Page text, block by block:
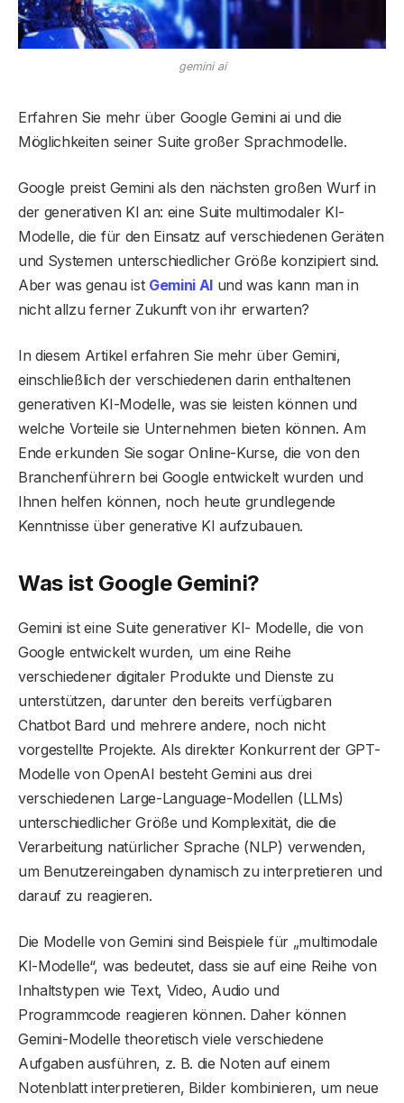
gemini ai
Erfahren Sie mehr über Google Gemini ai und die
Möglichkeiten seiner Suite großer Sprachmodelle.
Google preist Gemini als den nächsten großen Wurf in
der generativen KI an: eine Suite multimodaler KI-
Modelle, die für den Einsatz auf verschiedenen Geräten
und Systemen unterschiedlicher Größe konzipiert sind.
Aber was genau ist Gemini AI und was kann man in
nicht allzu ferner Zukunft von ihr erwarten?
In diesem Artikel erfahren Sie mehr über Gemini,
einschließlich der verschiedenen darin enthaltenen
generativen KI-Modelle, was sie leisten können und
welche Vorteile sie Unternehmen bieten können. Am
Ende erkunden Sie sogar Online-Kurse, die von den
Branchenführern bei Google entwickelt wurden und
Ihnen helfen können, noch heute grundlegende
Kenntnisse über generative KI aufzubauen.
Was ist Google Gemini?
Gemini ist eine Suite generativer KI- Modelle, die von
Google entwickelt wurden, um eine Reihe
verschiedener digitaler Produkte und Dienste zu
unterstützen, darunter den bereits verfügbaren
Chatbot Bard und mehrere andere, noch nicht
vorgestellte Projekte. Als direkter Konkurrent der GPT-
Modelle von OpenAI besteht Gemini aus drei
verschiedenen Large-Language-Modellen (LLMs)
unterschiedlicher Größe und Komplexität, die die
Verarbeitung natürlicher Sprache (NLP) verwenden,
um Benutzereingaben dynamisch zu interpretieren und
darauf zu reagieren.
Die Modelle von Gemini sind Beispiele für „multimodale
KI-Modelle“, was bedeutet, dass sie auf eine Reihe von
Inhaltstypen wie Text, Video, Audio und
Programmcode reagieren können. Daher können
Gemini-Modelle theoretisch viele verschiedene
Aufgaben ausführen, z. B. die Noten auf einem
Notenblatt interpretieren, Bilder kombinieren, um neue